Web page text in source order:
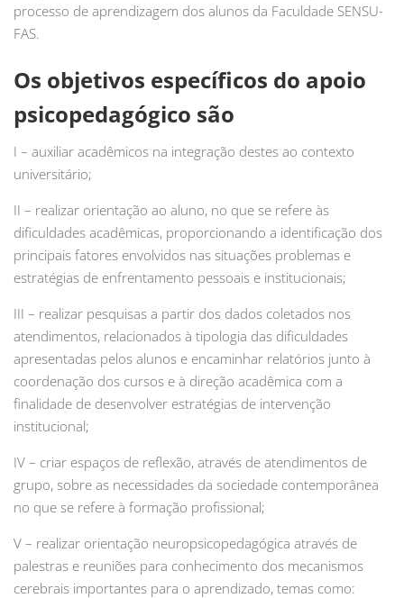
processo de aprendizagem dos alunos da Faculdade SENSU-
FAS.
Os objetivos específicos do apoio
psicopedagógico são
I – auxiliar acadêmicos na integração destes ao contexto
universitário;
II – realizar orientação ao aluno, no que se refere às
dificuldades acadêmicas, proporcionando a identificação dos
principais fatores envolvidos nas situações problemas e
estratégias de enfrentamento pessoais e institucionais;
III – realizar pesquisas a partir dos dados coletados nos
atendimentos, relacionados à tipologia das dificuldades
apresentadas pelos alunos e encaminhar relatórios junto à
coordenação dos cursos e à direção acadêmica com a
finalidade de desenvolver estratégias de intervenção
institucional;
IV – criar espaços de reflexão, através de atendimentos de
grupo, sobre as necessidades da sociedade contemporânea
no que se refere à formação profissional;
V – realizar orientação neuropsicopedagógica através de
palestras e reuniões para conhecimento dos mecanismos
cerebrais importantes para o aprendizado, temas como: